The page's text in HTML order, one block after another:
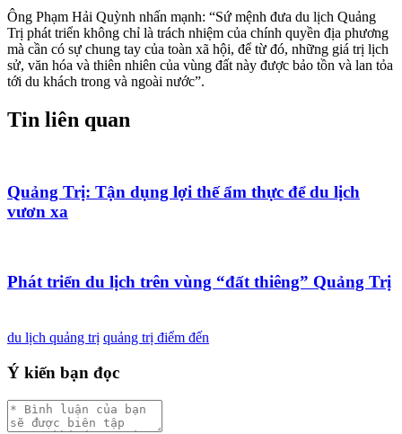
Ông Phạm Hải Quỳnh nhấn mạnh: “Sứ mệnh đưa du lịch Quảng
Trị phát triển không chỉ là trách nhiệm của chính quyền địa phương
mà cần có sự chung tay của toàn xã hội, để từ đó, những giá trị lịch
sử, văn hóa và thiên nhiên của vùng đất này được bảo tồn và lan tỏa
tới du khách trong và ngoài nước”.
Tin liên quan
Quảng Trị: Tận dụng lợi thế ẩm thực để du lịch
vươn xa
Phát triển du lịch trên vùng “đất thiêng” Quảng Trị
du lịch quảng trị quảng trị điểm đến
Ý kiến bạn đọc